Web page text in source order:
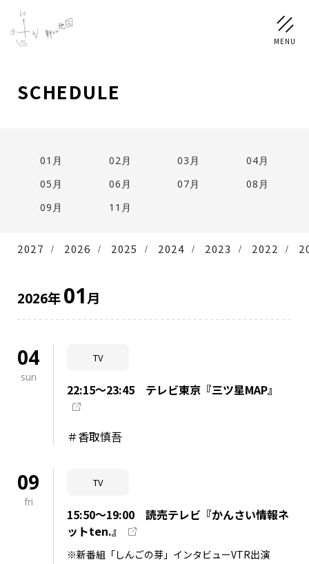
NEWS
PROFILE
稲垣 吾郎 草彅 剛
DISCOGRAPHY
CHIZUSHOP
NAKAMA入会
CHIZULOG
メールマガジン登録/解除
SCHEDULE
01月 02月 03月
04月
05月
06月 07月
08月
09月
11月
2027 2026 2025 2024 2023 2022
2026年01月
04
sun
TV
22:15～23:45 テレビ東京『三ツ星MAP』
＃香取慎吾
09
fri
TV
15:50～19:00 読売テレビ『かんさい情報ネ
ットten.』
※新番組「しんごの芽」インタビューVTR出演